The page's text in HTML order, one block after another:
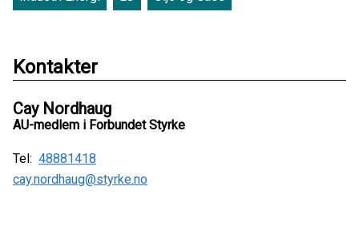
Kontakter
Cay Nordhaug
AU-medlem i Forbundet Styrke
Tel: 48881418
cay.nordhaug@styrke.no